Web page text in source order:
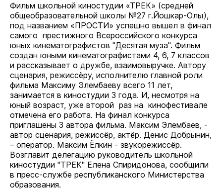
Фильм школьной киностудии «ТРЕК» (средней
общеобразовательной школы №27 г.Йошкар-Олы),
под названием «ПРОСТИ» успешно вышел в финал
самого престижного Всероссийского конкурса
юных кинематографистов "Десятая муза". Фильм
создан юными кинематографистами 4, 6, 7 классов
и рассказывает о дружбе, взаимовыручке. Автору
сценария, режиссёру, исполнителю главной роли
фильма Максиму Элембаеву всего 11 лет,
занимается в киностудии 3 года. И, несмотря на
юный возраст, уже второй раз на кинофестивале
отмечена его работа. На финал конкурса
приглашены 3 автора фильма. Максим Элембаев, -
автор сценария, режиссёр, актёр. Денис Добрынин,
– оператор. Максим Ёлкин - звукорежиссёр.
Возглавит делегацию руководитель школьной
киностудии "ТРЕК" Елена Спиридонова, сообщили
в пресс-службе республиканского Министерства
образования.